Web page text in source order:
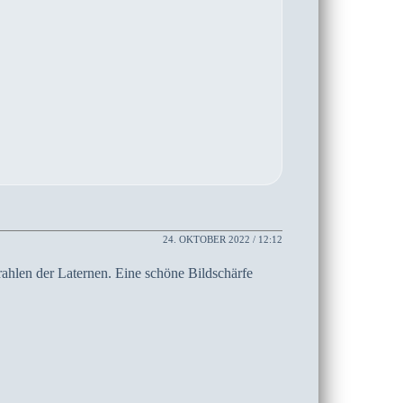
24. OKTOBER 2022 / 12:12
der Laternen. Eine schöne Bildschärfe